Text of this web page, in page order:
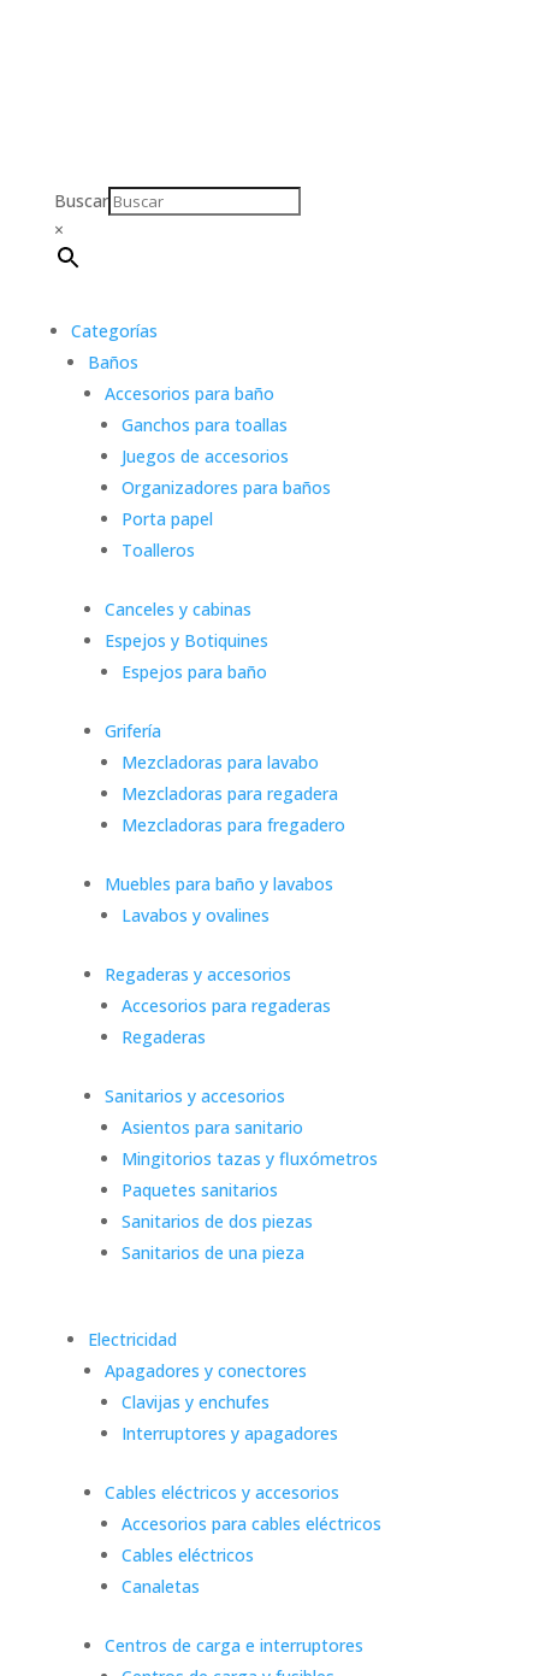
Buscar
×
Categorías
Baños
Accesorios para baño
Ganchos para toallas
Juegos de accesorios
Organizadores para baños
Porta papel
Toalleros
Canceles y cabinas
Espejos y Botiquines
Espejos para baño
Grifería
Mezcladoras para lavabo
Mezcladoras para regadera
Mezcladoras para fregadero
Muebles para baño y lavabos
Lavabos y ovalines
Regaderas y accesorios
Accesorios para regaderas
Regaderas
Sanitarios y accesorios
Asientos para sanitario
Mingitorios tazas y fluxómetros
Paquetes sanitarios
Sanitarios de dos piezas
Sanitarios de una pieza
Electricidad
Apagadores y conectores
Clavijas y enchufes
Interruptores y apagadores
Cables eléctricos y accesorios
Accesorios para cables eléctricos
Cables eléctricos
Canaletas
Centros de carga e interruptores